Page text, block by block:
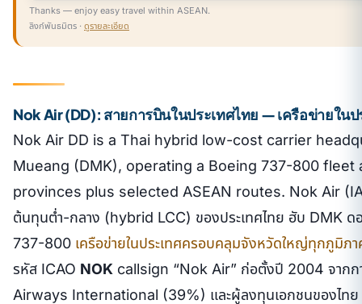
Thanks — enjoy easy travel within ASEAN.
ลิงก์พันธมิตร · ดูรายละเอียด
Nok Air (DD): สายการบินในประเทศไทย — เครือข่ายใน
Nok Air DD is a Thai hybrid low-cost carrier
Mueang (DMK), operating a Boeing 737-800 fleet
provinces plus selected ASEAN routes. Nok Air
ต้นทุนต่ำ-กลาง (hybrid LCC) ของประเทศไทย ฮับ DMK
737-800 เครือข่ายในประเทศครอบคลุมจังหวัดใหญ่ทุกภูมิภ
รหัส ICAO NOK callsign “Nok Air” ก่อตั้งปี 2004 จากก
Airways International (39%) และผู้ลงทุนเอกชนของไทย